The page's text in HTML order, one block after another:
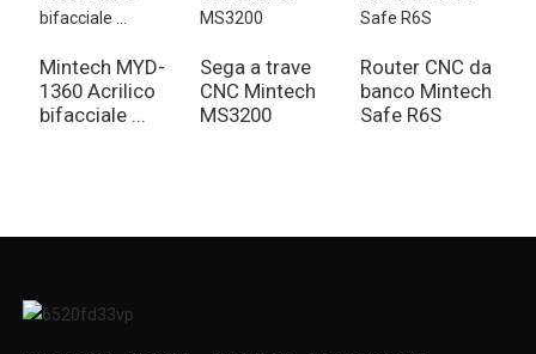
Mintech MYD-
1360 Acrilico
bifacciale ...
Sega a trave
CNC Mintech
MS3200
Router CNC da
banco Mintech
Safe R6S